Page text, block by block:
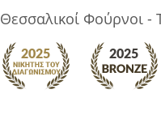
Θεσσαλικοί Φούρνοι -